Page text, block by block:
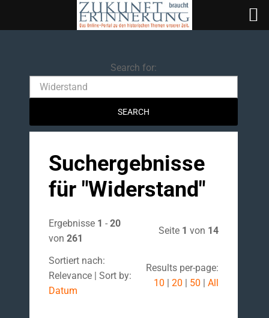
Search for:Search
Suchergebnisse
für "Widerstand"
Ergebnisse 1 - 20
von 261
Seite 1 von 14
Sortiert nach:
Relevance | Sort by:
Datum
Results per-page:
10 | 20 | 50 | All